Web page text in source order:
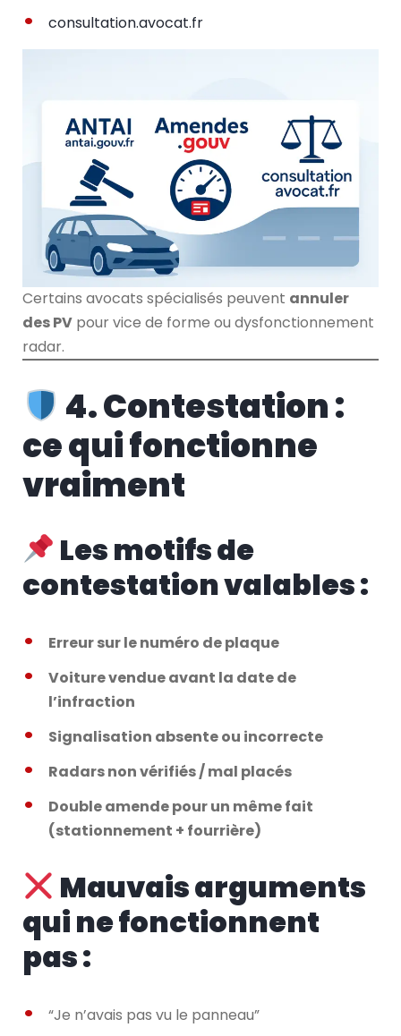
consultation.avocat.fr
Certains avocats spécialisés peuvent annuler
des PV pour vice de forme ou dysfonctionnement
radar.
4. Contestation :
ce qui fonctionne
vraiment
Les motifs de
contestation valables :
Erreur sur le numéro de plaque
Voiture vendue avant la date de
l’infraction
Signalisation absente ou incorrecte
Radars non vérifiés / mal placés
Double amende pour un même fait
(stationnement + fourrière)
Mauvais arguments
qui ne fonctionnent
pas :
“Je n’avais pas vu le panneau”